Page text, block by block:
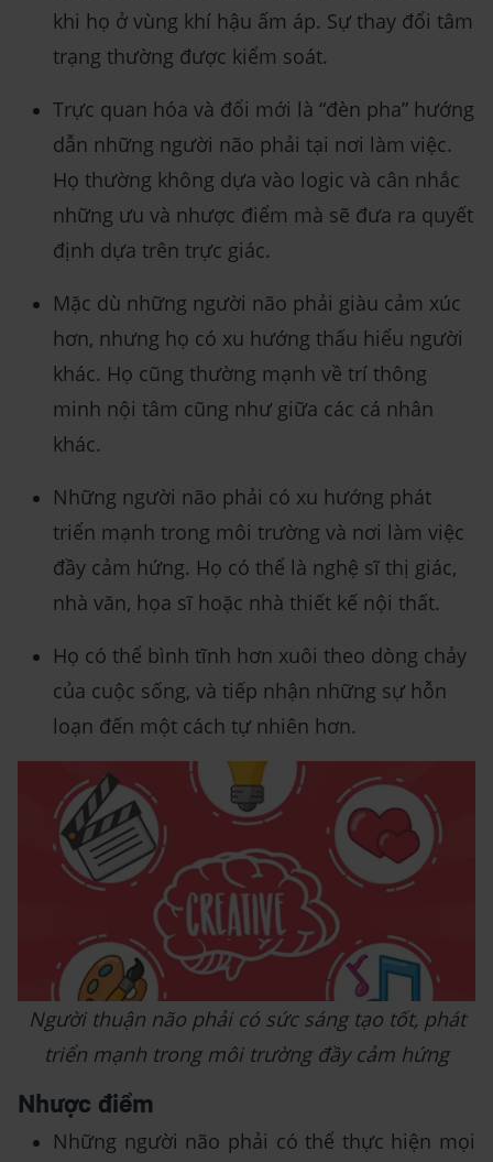
khi họ ở vùng khí hậu ấm áp. Sự thay đổi tâm
trạng thường được kiểm soát.
Trực quan hóa và đổi mới là “đèn pha” hướng
dẫn những người não phải tại nơi làm việc.
Họ thường không dựa vào logic và cân nhắc
những ưu và nhược điểm mà sẽ đưa ra quyết
định dựa trên trực giác.
Mặc dù những người não phải giàu cảm xúc
hơn, nhưng họ có xu hướng thấu hiểu người
khác. Họ cũng thường mạnh về trí thông
minh nội tâm cũng như giữa các cá nhân
khác.
Những người não phải có xu hướng phát
triển mạnh trong môi trường và nơi làm việc
đầy cảm hứng. Họ có thể là nghệ sĩ thị giác,
nhà văn, họa sĩ hoặc nhà thiết kế nội thất.
Họ có thể bình tĩnh hơn xuôi theo dòng chảy
của cuộc sống, và tiếp nhận những sự hỗn
loạn đến một cách tự nhiên hơn.
Người thuận não phải có sức sáng tạo tốt, phát
triển mạnh trong môi trường đầy cảm hứng
Nhược điểm
Những người não phải có thể thực hiện mọi